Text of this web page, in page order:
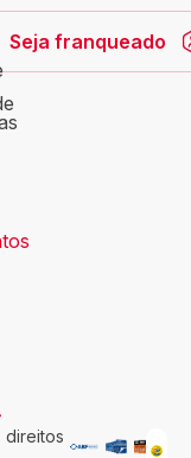
Seja franqueado
direitos